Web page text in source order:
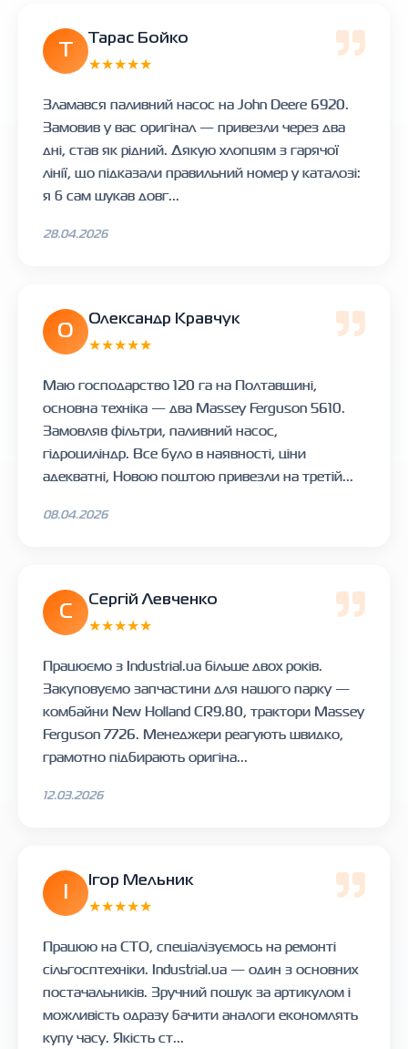
Тарас Бойко
★★★★★
Зламався паливний насос на John Deere 6920.
Замовив у вас оригінал — привезли через два
дні, став як рідний. Дякую хлопцям з гарячої
лінії, що підказали правильний номер у каталозі:
я б сам шукав довг...
28.04.2026
О
Олександр Кравчук
★★★★★
Маю господарство 120 га на Полтавщині,
основна техніка — два Massey Ferguson 5610.
Замовляв фільтри, паливний насос,
гідроциліндр. Все було в наявності, ціни
адекватні, Новою поштою привезли на третій...
08.04.2026
С
Сергій Левченко
★★★★★
Працюємо з Industrial.ua більше двох років.
Закуповуємо запчастини для нашого парку —
комбайни New Holland CR9.80, трактори Massey
Ferguson 7726. Менеджери реагують швидко,
грамотно підбирають оригіна...
12.03.2026
Ігор Мельник
★★★★★
Працюю на СТО, спеціалізуємось на ремонті
сільгосптехніки. Industrial.ua — один з основних
постачальників. Зручний пошук за артикулом і
можливість одразу бачити аналоги економлять
купу часу. Якість ст...